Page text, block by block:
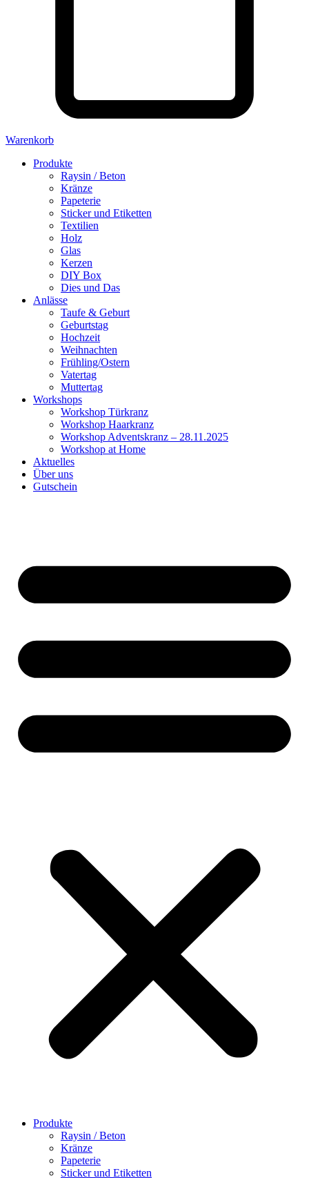
Warenkorb
Produkte
Raysin / Beton
Kränze
Papeterie
Sticker und Etiketten
Textilien
Holz
Glas
Kerzen
DIY Box
Dies und Das
Anlässe
Taufe & Geburt
Geburtstag
Hochzeit
Weihnachten
Frühling/Ostern
Vatertag
Muttertag
Workshops
Workshop Türkranz
Workshop Haarkranz
Workshop Adventskranz – 28.11.2025
Workshop at Home
Aktuelles
Über uns
Gutschein
Produkte
Raysin / Beton
Kränze
Papeterie
Sticker und Etiketten